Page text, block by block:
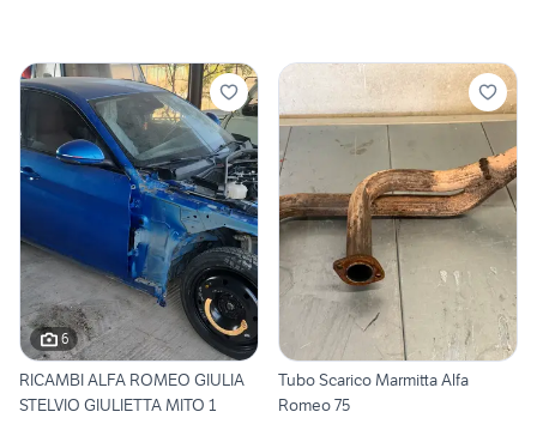
6
RICAMBI ALFA ROMEO GIULIA
STELVIO GIULIETTA MITO 1
Tubo Scarico Marmitta Alfa
Romeo 75